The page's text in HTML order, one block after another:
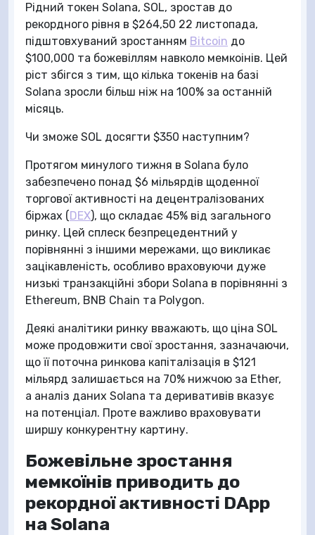
Рідний токен Solana, SOL, зростав до
рекордного рівня в $264,50 22 листопада,
підштовхуваний зростанням Bitcoin до
$100,000 та божевіллям навколо мемкоінів. Цей
ріст збігся з тим, що кілька токенів на базі
Solana зросли більш ніж на 100% за останній
місяць.
Чи зможе SOL досягти $350 наступним?
Протягом минулого тижня в Solana було
забезпечено понад $6 мільярдів щоденної
торгової активності на децентралізованих
біржах (DEX), що складає 45% від загального
ринку. Цей сплеск безпрецедентний у
порівнянні з іншими мережами, що викликає
зацікавленість, особливо враховуючи дуже
низькі транзакційні збори Solana в порівнянні з
Ethereum, BNB Chain та Polygon.
Деякі аналітики ринку вважають, що ціна SOL
може продовжити свої зростання, зазначаючи,
що її поточна ринкова капіталізація в $121
мільярд залишається на 70% нижчою за Ether,
а аналіз даних Solana та деривативів вказує
на потенціал. Проте важливо враховувати
ширшу конкурентну картину.
Божевільне зростання
мемкоїнів приводить до
рекордної активності DApp
на Solana